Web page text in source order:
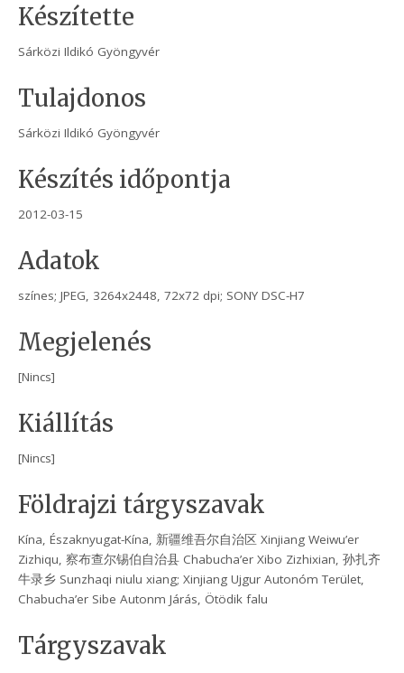
Készítette
Sárközi Ildikó Gyöngyvér
Tulajdonos
Sárközi Ildikó Gyöngyvér
Készítés időpontja
2012-03-15
Adatok
színes; JPEG, 3264x2448, 72x72 dpi; SONY DSC-H7
Megjelenés
[Nincs]
Kiállítás
[Nincs]
Földrajzi tárgyszavak
Kína, Északnyugat-Kína, 新疆维吾尔自治区 Xinjiang Weiwu’er
Zizhiqu, 察布查尔锡伯自治县 Chabucha’er Xibo Zizhixian, 孙扎齐
牛录乡 Sunzhaqi niulu xiang; Xinjiang Ujgur Autonóm Terület,
Chabucha’er Sibe Autonm Járás, Ötödik falu
Tárgyszavak